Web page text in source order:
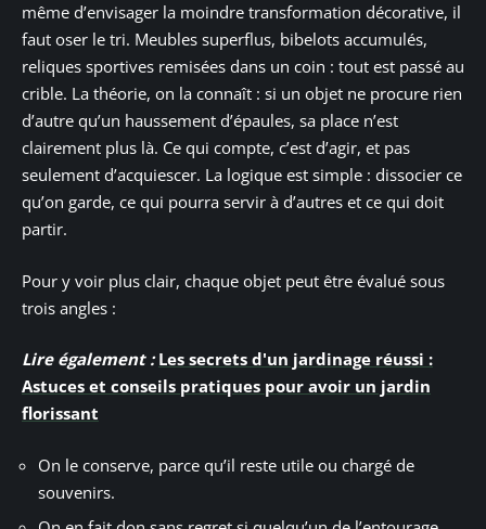
même d’envisager la moindre transformation décorative, il
faut oser le tri. Meubles superflus, bibelots accumulés,
reliques sportives remisées dans un coin : tout est passé au
crible. La théorie, on la connaît : si un objet ne procure rien
d’autre qu’un haussement d’épaules, sa place n’est
clairement plus là. Ce qui compte, c’est d’agir, et pas
seulement d’acquiescer. La logique est simple : dissocier ce
qu’on garde, ce qui pourra servir à d’autres et ce qui doit
partir.
Pour y voir plus clair, chaque objet peut être évalué sous
trois angles :
Lire également : Les secrets d'un jardinage réussi :
Astuces et conseils pratiques pour avoir un jardin
florissant
On le conserve, parce qu’il reste utile ou chargé de
souvenirs.